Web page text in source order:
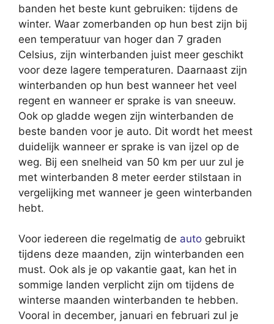
banden het beste kunt gebruiken: tijdens de
winter. Waar zomerbanden op hun best zijn bij
een temperatuur van hoger dan 7 graden
Celsius, zijn winterbanden juist meer geschikt
voor deze lagere temperaturen. Daarnaast zijn
winterbanden op hun best wanneer het veel
regent en wanneer er sprake is van sneeuw.
Ook op gladde wegen zijn winterbanden de
beste banden voor je auto. Dit wordt het meest
duidelijk wanneer er sprake is van ijzel op de
weg. Bij een snelheid van 50 km per uur zul je
met winterbanden 8 meter eerder stilstaan in
vergelijking met wanneer je geen winterbanden
hebt.
Voor iedereen die regelmatig de auto gebruikt
tijdens deze maanden, zijn winterbanden een
must. Ook als je op vakantie gaat, kan het in
sommige landen verplicht zijn om tijdens de
winterse maanden winterbanden te hebben.
Vooral in december, januari en februari zul je